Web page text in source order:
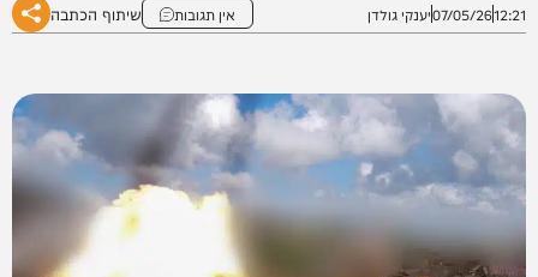
12:21
07/05/26יענקי גולדן אין תגובות שיתוף הכתבה